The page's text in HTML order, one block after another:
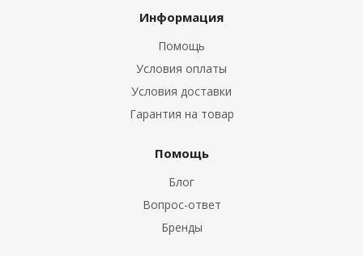
Информация
Помощь
Условия оплаты
Условия доставки
Гарантия на товар
Помощь
Блог
Вопрос-ответ
Бренды